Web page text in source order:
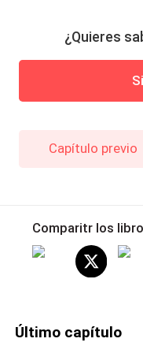
¿Quieres
Capítulo previo
Comparitr los
Último capítulo